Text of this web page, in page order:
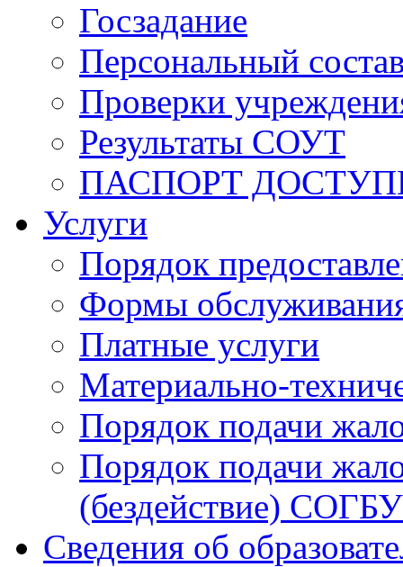
Госзадание
Персональный
Проверки
Результаты СОУТ
ПАСПОРТ
Услуги
Порядок
Формы
Платные услуги
Материально-
Порядок подачи
Порядок подачи
(бездействие)
Сведения об